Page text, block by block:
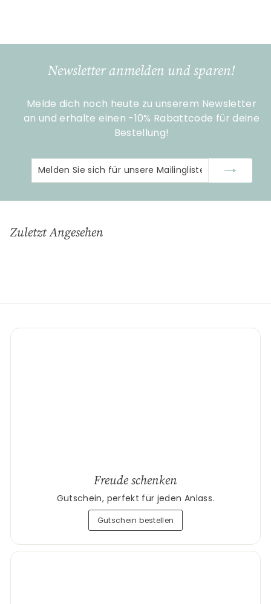
,
Newsletter anmelden und sparen!
Melde dich noch heute zu unserem Newsletter
an und erhalte einen -10% Rabattcode für deine
Bestellung!
Melden
Sie
für
Abonnieren
Zuletzt Angesehen
Freude schenken
Gutschein, perfekt für jeden Anlass.
Gutschein bestellen